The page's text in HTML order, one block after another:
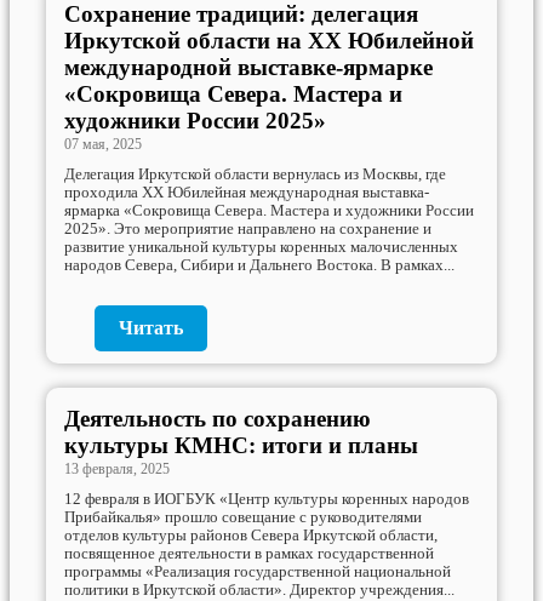
Сохранение традиций: делегация
Иркутской области на XX Юбилейной
международной выставке-ярмарке
«Сокровища Севера. Мастера и
художники России 2025»
07 мая, 2025
Делегация Иркутской области вернулась из Москвы, где
проходила XX Юбилейная международная выставка-
ярмарка «Сокровища Севера. Мастера и художники России
2025». Это мероприятие направлено на сохранение и
развитие уникальной культуры коренных малочисленных
народов Севера, Сибири и Дальнего Востока. В рамках...
Читать
Деятельность по сохранению
культуры КМНС: итоги и планы
13 февраля, 2025
12 февраля в ИОГБУК «Центр культуры коренных народов
Прибайкалья» прошло совещание с руководителями
отделов культуры районов Севера Иркутской области,
посвященное деятельности в рамках государственной
программы «Реализация государственной национальной
политики в Иркутской области». Директор учреждения...